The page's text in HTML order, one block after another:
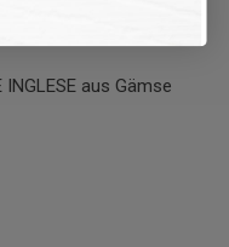
aus Gämse